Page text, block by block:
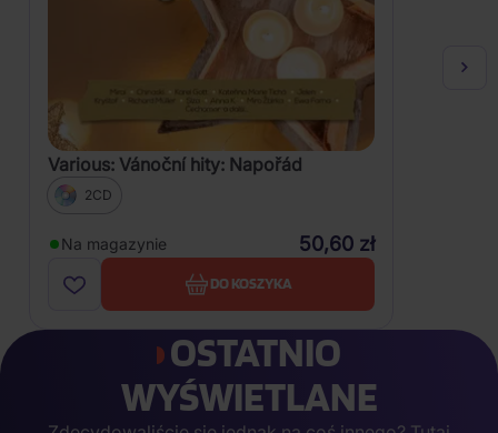
Various: Vánoční hity: Napořád
2CD
Na magazynie 50,60 zł
DO KOSZYKA
OSTATNIO
WYŚWIETLANE